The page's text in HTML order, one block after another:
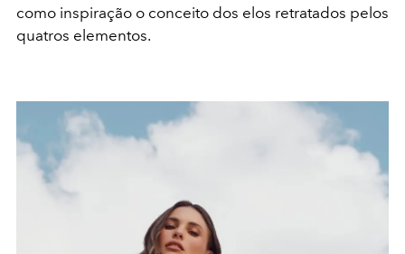
como inspiração o conceito dos elos retratados pelos
quatros elementos.